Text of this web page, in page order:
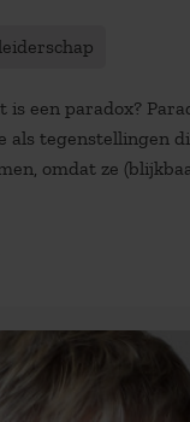
is een paradox?
als tegenstellingen
omdat ze